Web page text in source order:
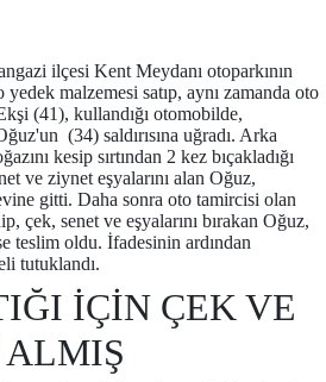
ilçesi Kent Meydanı otoparkının
malzemesi satıp, aynı zamanda oto
(41), kullandığı otomobilde,
(34) saldırısına uğradı. Arka
kesip sırtından 2 kez bıçakladığı
ve ziynet eşyalarını alan Oğuz,
gitti. Daha sonra oto tamircisi olan
çek, senet ve eşyalarını bırakan Oğuz,
teslim oldu. İfadesinin ardından
tutuklandı.
İÇİN ÇEK VE
ALMIŞ